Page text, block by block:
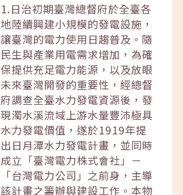
1.日治初期臺灣總督府於全臺各
地陸續興建小規模的發電設施，
讓臺灣的電力使用日趨普及。隨
民生與產業用電需求增加，為確
保提供充足電力能源，以及放眼
未來臺灣開發的重要性，經總督
府調查全臺水力發電資源後，發
現濁水溪流域上游水量豐沛極具
水力發電價值，遂於1919年提
出日月潭水力發電計畫，並同時
成立「臺灣電力株式會社」－
「台灣電力公司」之前身，主導
該計畫之籌辦與建設工作。本物